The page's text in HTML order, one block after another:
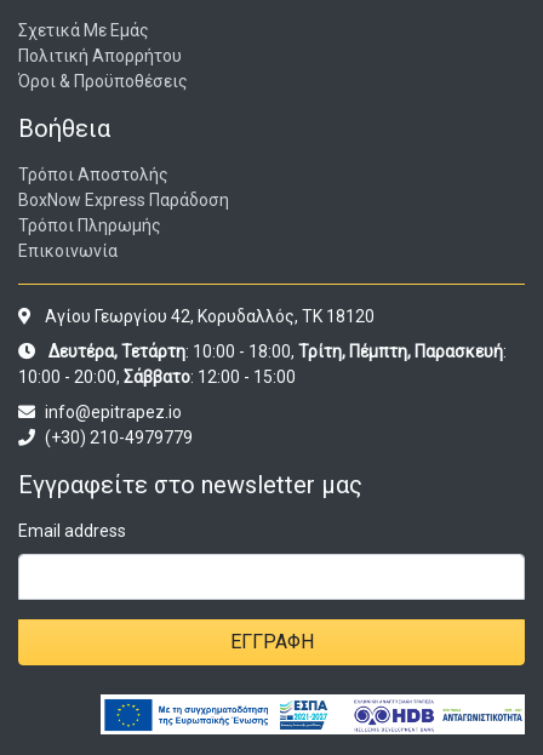
Σχετικά Με Εμάς
Πολιτική Απορρήτου
Όροι & Προϋποθέσεις
Βοήθεια
Τρόποι Αποστολής
BoxNow Express Παράδοση
Τρόποι Πληρωμής
Επικοινωνία
Αγίου Γεωργίου 42, Κορυδαλλός, ΤΚ 18120
Δευτέρα, Τετάρτη: 10:00 - 18:00, Τρίτη, Πέμπτη, Παρασκευή:
10:00 - 20:00, Σάββατο: 12:00 - 15:00
info@epitrapez.io
(+30) 210-4979779
Εγγραφείτε στο newsletter μας
Email address
ΕΓΓΡΑΦΉ